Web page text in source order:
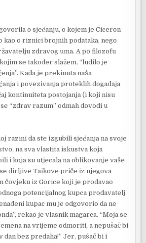
o sjećanju, o kojem je Ciceron
kao o riznici brojnih podataka, nego
zdravog uma. A po filozofu
se također slažem, “ludilo je
Kada je prekinuta naša
i povezivanja proteklih događaja
kontinuiteta postojanja (i koji nisu
“zdrav razum” odmah dovodi u
razini da ste izgubili sjećanja na svoje
na sva vlastita iskustva koja
i koja su utjecala na oblikovanje vaše
dirljive Taikove priče iz njegova
čovjeku iz Gorice koji je prodavao
potencijalnog kupca prodavatelj
kupac mu je odgovorio da ne
rekao je vlasnik magarca. “Moja se
na vrijeme odmoriti, a nepušač bi
dan bez predaha!” Jer, pušač bi i